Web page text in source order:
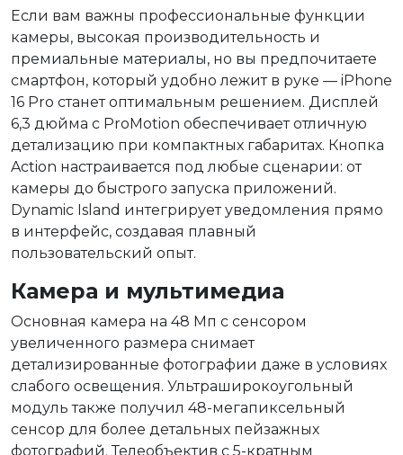
Если вам важны профессиональные функции
камеры, высокая производительность и
премиальные материалы, но вы предпочитаете
смартфон, который удобно лежит в руке — iPhone
16 Pro станет оптимальным решением. Дисплей
6,3 дюйма с ProMotion обеспечивает отличную
детализацию при компактных габаритах. Кнопка
Action настраивается под любые сценарии: от
камеры до быстрого запуска приложений.
Dynamic Island интегрирует уведомления прямо
в интерфейс, создавая плавный
пользовательский опыт.
Камера и мультимедиа
Основная камера на 48 Мп с сенсором
увеличенного размера снимает
детализированные фотографии даже в условиях
слабого освещения. Ультраширокоугольный
модуль также получил 48-мегапиксельный
сенсор для более детальных пейзажных
фотографий. Телеобъектив с 5-кратным